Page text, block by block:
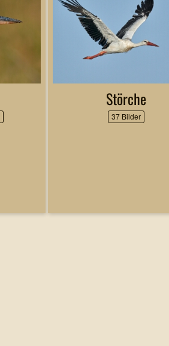
Störche
37 Bilder